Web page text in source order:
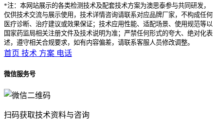
*注：本网站展示的各类检测技术及配套技术方案为澳思泰参与共同研发，
仅供技术交流与展示使用，技术详情咨询请联系对应品牌厂家，不构成任何
医疗诊断、治疗建议或效果保证；技术应用性能、适配场景、使用规范等以
国家药监局相关注册文件及技术说明为准；严禁任何形式的夸大、绝对化表
述，遵守相关合规要求，如有内容偏差，请联系客服人员修改调整。
首页 技术 方案 电话
微信服务号
扫码获取技术资料与咨询